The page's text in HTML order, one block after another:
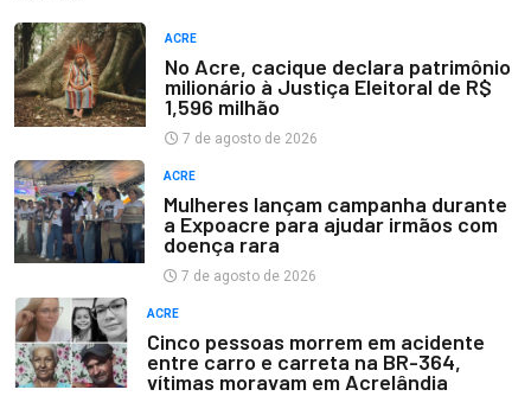
ACRE
No Acre, cacique declara patrimônio
milionário à Justiça Eleitoral de R$
1,596 milhão
7 de agosto de 2026
ACRE
Mulheres lançam campanha durante
a Expoacre para ajudar irmãos com
doença rara
7 de agosto de 2026
ACRE
Cinco pessoas morrem em acidente
entre carro e carreta na BR-364,
vítimas moravam em Acrelândia